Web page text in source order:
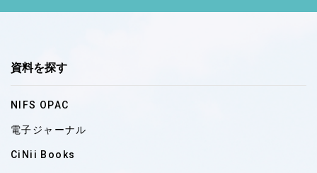
資料を探す
NIFS OPAC
電子ジャーナル
CiNii Books